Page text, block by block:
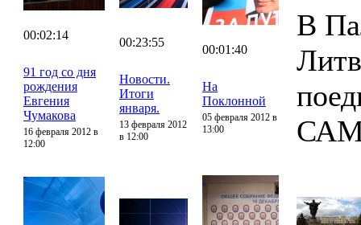
00:02:14
91 год со дня
рождения
Евгения
Чумакова
16 февраля 2012 в
12:00
00:23:55
Новости.
Итоги
января.
13 февраля 2012
в 12:00
00:01:40
На
Поклонной
05 февраля 2012 в
13:00
В